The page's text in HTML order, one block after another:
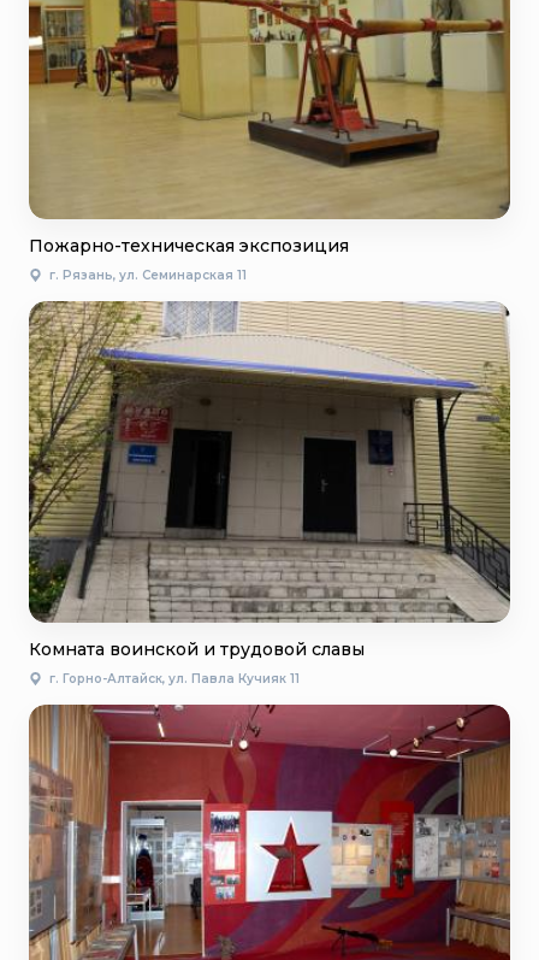
Пожарно-техническая экспозиция
г. Рязань, ул. Семинарская 11
Комната воинской и трудовой славы
г. Горно-Алтайск, ул. Павла Кучияк 11